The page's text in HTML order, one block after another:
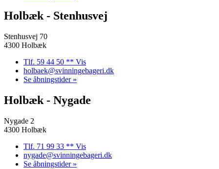
Holbæk - Stenhusvej
Stenhusvej 70
4300 Holbæk
Tlf. 59 44 50 ** Vis
holbaek@svinningebageri.dk
Se åbningstider »
Holbæk - Nygade
Nygade 2
4300 Holbæk
Tlf. 71 99 33 ** Vis
nygade@svinningebageri.dk
Se åbningstider »